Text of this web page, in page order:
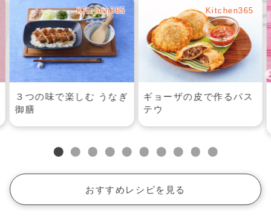
Kitchen365
ギョーザの皮で作るパス
テウ
Kitchen365
あらびきポークスライス
と大根のステーキ 温泉卵
おすすめレシピを見る